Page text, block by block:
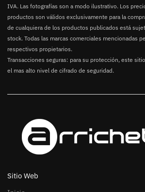
IVA. Las fotografías son a modo ilustrativo. Los
productos son válidos exclusivamente para la
de cualquiera de los productos publicados está
stock. Todas las marcas comerciales mencionadas
respectivos propietarios.
Transacciones seguras: para su protección, este
el mas alto nivel de cifrado de seguridad.
Sitio Web